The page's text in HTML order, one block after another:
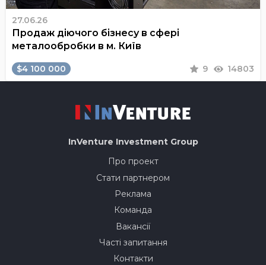
27.06.26
Продаж діючого бізнесу в сфері
металообробки в м. Київ
$4 100 000 9 14803
InVenture Investment Group
Про проект
Стати партнером
Реклама
Команда
Вакансії
Часті запитання
Контакти